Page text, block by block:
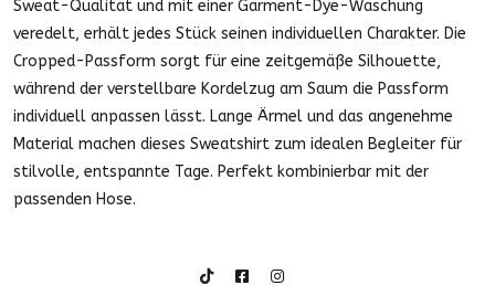
Sweat-Qualität und mit einer Garment-Dye-Waschung
veredelt, erhält jedes Stück seinen individuellen Charakter. Die
Cropped-Passform sorgt für eine zeitgemäße Silhouette,
während der verstellbare Kordelzug am Saum die Passform
individuell anpassen lässt. Lange Ärmel und das angenehme
Material machen dieses Sweatshirt zum idealen Begleiter für
stilvolle, entspannte Tage. Perfekt kombinierbar mit der
passenden Hose.